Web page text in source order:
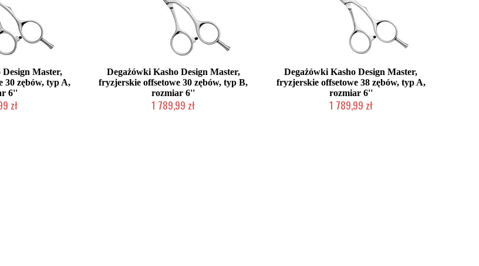
Master,
30 zębów, typ A,
6''
zł
Degażówki Kasho Design Master,
fryzjerskie offsetowe 30 zębów, typ B,
rozmiar 6''
1 789,99 zł
Degażówki Kasho Design Master,
fryzjerskie offsetowe 38 zębów, typ A,
rozmiar 6''
1 789,99 zł